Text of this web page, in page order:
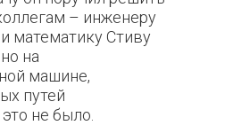
– инженеру
математику Стиву
на
машине,
путей
не было.